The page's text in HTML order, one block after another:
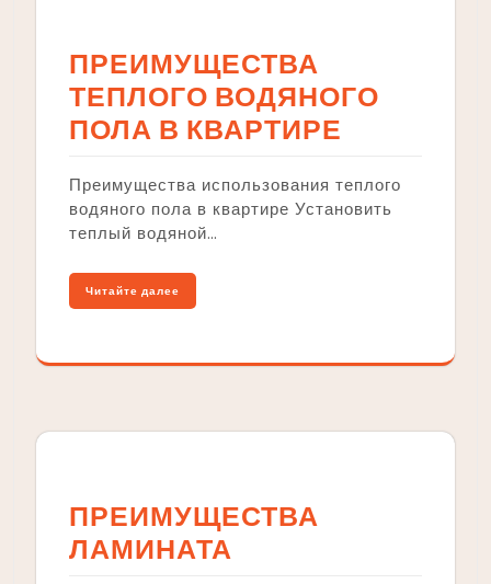
ПРЕИМУЩЕСТВА
ТЕПЛОГО ВОДЯНОГО
ПОЛА В КВАРТИРЕ
Преимущества использования теплого
водяного пола в квартире Установить
теплый водяной…
Читайте далее
ПРЕИМУЩЕСТВА
ЛАМИНАТА